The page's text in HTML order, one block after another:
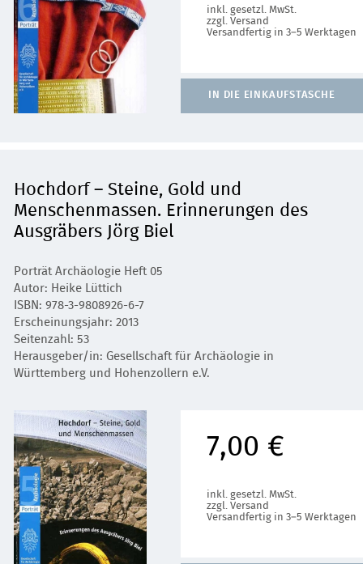
inkl. gesetzl. MwSt.
zzgl. Versand
Versandfertig in 3–5 Werktagen
IN DIE EINKAUFSTASCHE
Hochdorf – Steine, Gold und
Menschenmassen. Erinnerungen des
Ausgräbers Jörg Biel
Porträt Archäologie Heft 05
Autor: Heike Lüttich
ISBN: 978-3-9808926-6-7
Erscheinungsjahr: 2013
Seitenzahl: 53
Herausgeber/in: Gesellschaft für Archäologie in
Württemberg und Hohenzollern e.V.
7,00 €
inkl. gesetzl. MwSt.
zzgl. Versand
Versandfertig in 3–5 Werktagen